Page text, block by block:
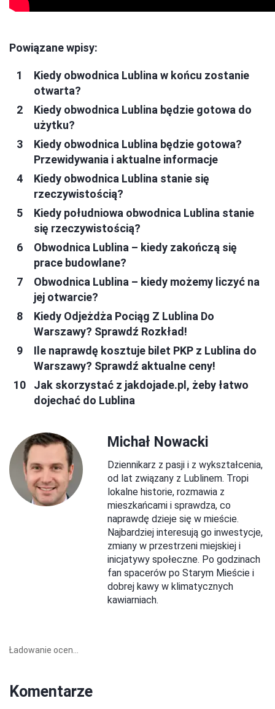
Powiązane wpisy:
Kiedy obwodnica Lublina w końcu zostanie
otwarta?
Kiedy obwodnica Lublina będzie gotowa do
użytku?
Kiedy obwodnica Lublina będzie gotowa?
Przewidywania i aktualne informacje
Kiedy obwodnica Lublina stanie się
rzeczywistością?
Kiedy południowa obwodnica Lublina stanie
się rzeczywistością?
Obwodnica Lublina – kiedy zakończą się
prace budowlane?
Obwodnica Lublina – kiedy możemy liczyć na
jej otwarcie?
Kiedy Odjeżdża Pociąg Z Lublina Do
Warszawy? Sprawdź Rozkład!
Ile naprawdę kosztuje bilet PKP z Lublina do
Warszawy? Sprawdź aktualne ceny!
Jak skorzystać z jakdojade.pl, żeby łatwo
dojechać do Lublina
Michał Nowacki
Dziennikarz z pasji i z wykształcenia,
od lat związany z Lublinem. Tropi
lokalne historie, rozmawia z
mieszkańcami i sprawdza, co
naprawdę dzieje się w mieście.
Najbardziej interesują go inwestycje,
zmiany w przestrzeni miejskiej i
inicjatywy społeczne. Po godzinach
fan spacerów po Starym Mieście i
dobrej kawy w klimatycznych
kawiarniach.
Ładowanie ocen...
Komentarze